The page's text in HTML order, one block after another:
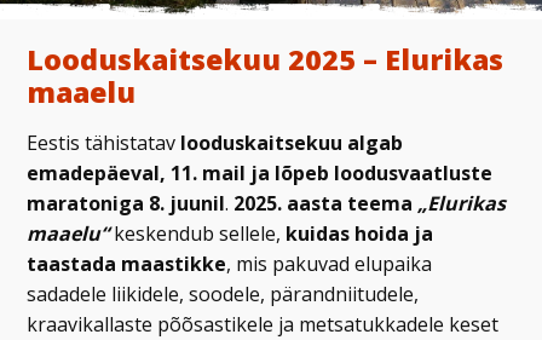
Looduskaitsekuu 2025 – Elurikas
maaelu
Eestis tähistatav looduskaitsekuu algab
emadepäeval, 11. mail ja lõpeb loodusvaatluste
maratoniga 8. juunil. 2025. aasta teema „Elurikas
maaelu“ keskendub sellele, kuidas hoida ja
taastada maastikke, mis pakuvad elupaika
sadadele liikidele, soodele, pärandniitudele,
kraavikallaste põõsastikele ja metsatukkadele keset